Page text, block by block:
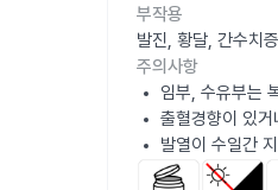
부작용
발진, 황달, 간수치
주의사항
임부, 수유부는
출혈경향이 있
발열이 수일간